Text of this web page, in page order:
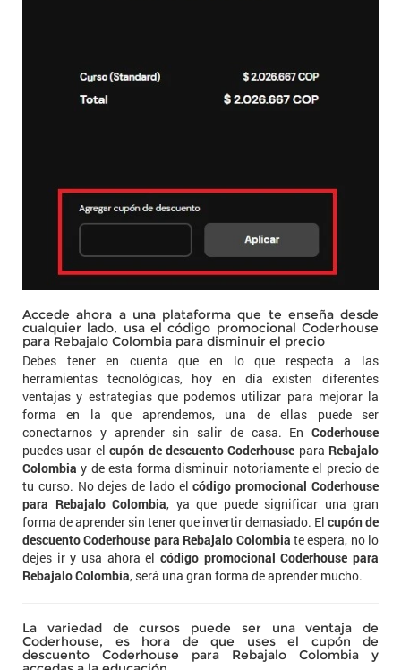
Accede ahora a una plataforma que te enseña desde
cualquier lado, usa el código promocional Coderhouse
para Rebajalo Colombia para disminuir el precio
Debes tener en cuenta que en lo que respecta a las
herramientas tecnológicas, hoy en día existen diferentes
ventajas y estrategias que podemos utilizar para mejorar la
forma en la que aprendemos, una de ellas puede ser
conectarnos y aprender sin salir de casa. En Coderhouse
puedes usar elcupón de descuento Coderhouse para Rebajalo
Colombia y de esta forma disminuir notoriamente el precio de
tu curso. No dejes de lado elcódigo promocional Coderhouse
para Rebajalo Colombia, ya que puede significar una gran
forma de aprender sin tener que invertir demasiado. El cupón de
descuento Coderhouse para Rebajalo Colombia te espera, no lo
dejes ir y usa ahora el código promocional Coderhouse para
Rebajalo Colombia, será una gran forma de aprender mucho.
La variedad de cursos puede ser una ventaja de
Coderhouse, es hora de que uses el cupón de
descuento Coderhouse para Rebajalo Colombia y